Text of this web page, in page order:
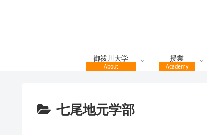
御祓川大学
About
授業
Academy
七尾地元学部